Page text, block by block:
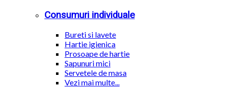
Consumuri individuale
Bureti si lavete
Hartie igienica
Prosoape de hartie
Sapunuri mici
Servetele de masa
Vezi mai multe...